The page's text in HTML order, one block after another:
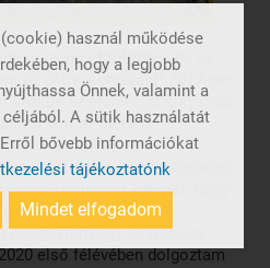
szerepet töltöttek be az
az aktív „kutyázást” 2017-ben
örökbe az első saját kutyámat.
vett az életem.
ként dolgoztam különböző
hamar kiderült, hogy
kezdtem bele a
elvégeztem egy állatorvosi
első félévében dolgoztam
Mindet elfogadom
használ működése
hogy a legjobb
Önnek, valamint a
A sütik használatát
bővebb információkat
tájékoztatónk